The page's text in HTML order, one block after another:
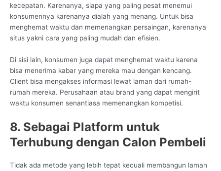
kecepatan. Karenanya, siapa yang paling pesat menemui
konsumennya karenanya dialah yang menang. Untuk bisa
menghemat waktu dan memenangkan persaingan, karenanya
situs yakni cara yang paling mudah dan efisien.
Di sisi lain, konsumen juga dapat menghemat waktu karena
bisa menerima kabar yang mereka mau dengan kencang.
Client bisa mengakses informasi lewat laman dari rumah-
rumah mereka. Perusahaan atau brand yang dapat mengirit
waktu konsumen senantiasa memenangkan kompetisi.
8. Sebagai Platform untuk
Terhubung dengan Calon Pembeli
Tidak ada metode yang lebih tepat kecuali membangun laman